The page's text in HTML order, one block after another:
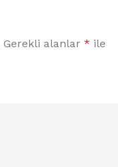
Gerekli alanlar * ile